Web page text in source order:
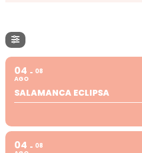
04
AGO
08
SALAMANCA ECLIPSA
04 08